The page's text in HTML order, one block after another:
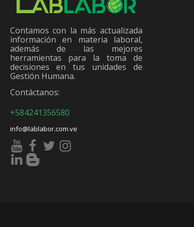
Contamos con la más actualizada
información en materia laboral,
además de las mejores
herramientas para la toma de
decisiones en tus unidades de
Gestión Humana.
Contáctanos:
+584241356580
info@lablabor.com.ve